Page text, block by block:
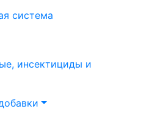
система
инсектициды и